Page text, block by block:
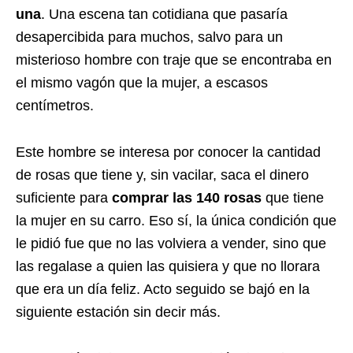
una. Una escena tan cotidiana que pasaría
desapercibida para muchos, salvo para un
misterioso hombre con traje que se encontraba en
el mismo vagón que la mujer, a escasos
centímetros.
Este hombre se interesa por conocer la cantidad
de rosas que tiene y, sin vacilar, saca el dinero
suficiente para comprar las 140 rosas que tiene
la mujer en su carro. Eso sí, la única condición que
le pidió fue que no las volviera a vender, sino que
las regalase a quien las quisiera y que no llorara
que era un día feliz. Acto seguido se bajó en la
siguiente estación sin decir más.